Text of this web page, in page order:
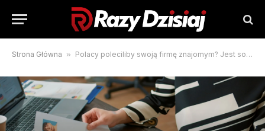
Strona Główna » Polacy poleciliby swoją firmę znajomym? Jest sondaż – Biznes Wprost